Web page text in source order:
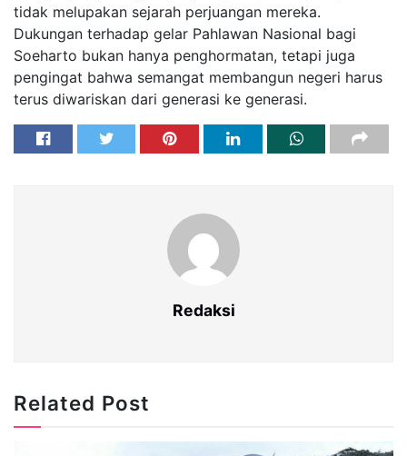
tidak melupakan sejarah perjuangan mereka.
Dukungan terhadap gelar Pahlawan Nasional bagi
Soeharto bukan hanya penghormatan, tetapi juga
pengingat bahwa semangat membangun negeri harus
terus diwariskan dari generasi ke generasi.
Redaksi
Related Post